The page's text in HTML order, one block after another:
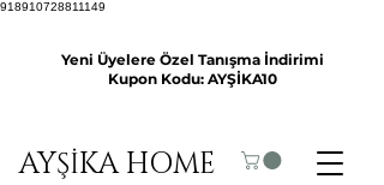
918910728811149
Yeni Üyelere Özel Tanışma İndirimi
Kupon Kodu: AYŞİKA10
AYŞİKA HOME